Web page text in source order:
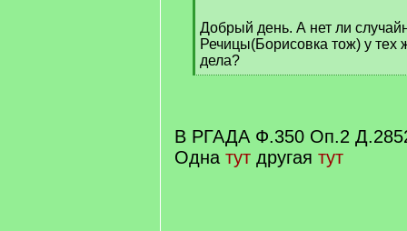
Добрый день. А нет ли
Речицы(Борисовка тож) у тех
дела?
[
В РГАДА Ф.350 Оп.2
Одна тут другая тут